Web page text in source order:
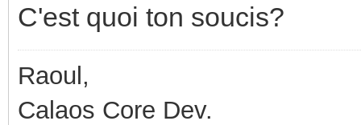
C'est quoi ton soucis?
Raoul,
Calaos Core Dev.